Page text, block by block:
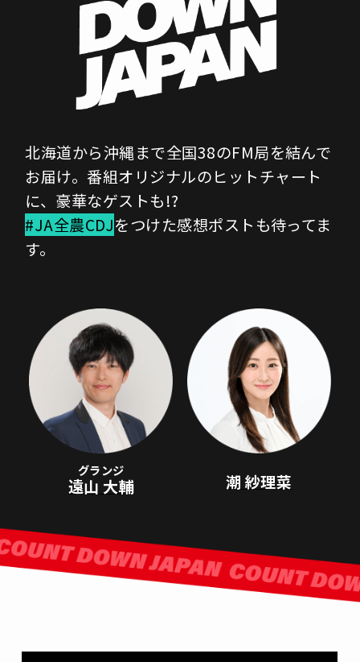
北海道から沖縄まで全国38のFM局を結んで
お届け。番組オリジナルのヒットチャート
に、豪華なゲストも!?
#JA全農CDJをつけた感想ポストも待ってま
す。
グランジ
遠山 大輔 潮 紗理菜